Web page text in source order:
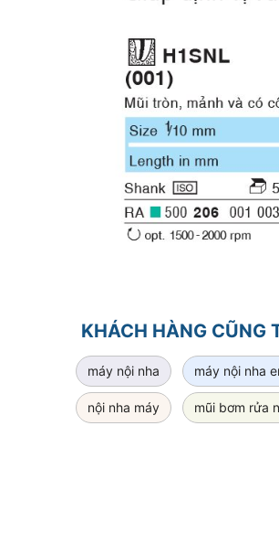
KHÁCH HÀNG CŨNG
máy nội nha máy nội nha
nội nha máy mũi bơm rửa